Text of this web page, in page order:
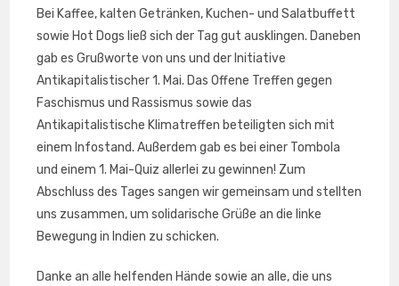
Bei Kaffee, kalten Getränken, Kuchen- und Salatbuffett
sowie Hot Dogs ließ sich der Tag gut ausklingen. Daneben
gab es Grußworte von uns und der Initiative
Antikapitalistischer 1. Mai. Das Offene Treffen gegen
Faschismus und Rassismus sowie das
Antikapitalistische Klimatreffen beteiligten sich mit
einem Infostand. Außerdem gab es bei einer Tombola
und einem 1. Mai-Quiz allerlei zu gewinnen! Zum
Abschluss des Tages sangen wir gemeinsam und stellten
uns zusammen, um solidarische Grüße an die linke
Bewegung in Indien zu schicken.
Danke an alle helfenden Hände sowie an alle, die uns